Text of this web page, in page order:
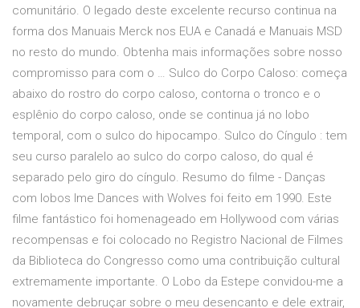
comunitário. O legado deste excelente recurso continua na
forma dos Manuais Merck nos EUA e Canadá e Manuais MSD
no resto do mundo. Obtenha mais informações sobre nosso
compromisso para com o … Sulco do Corpo Caloso: começa
abaixo do rostro do corpo caloso, contorna o tronco e o
esplênio do corpo caloso, onde se continua já no lobo
temporal, com o sulco do hipocampo. Sulco do Cíngulo : tem
seu curso paralelo ao sulco do corpo caloso, do qual é
separado pelo giro do cíngulo. Resumo do filme - Danças
com lobos lme Dances with Wolves foi feito em 1990. Este
filme fantástico foi homenageado em Hollywood com várias
recompensas e foi colocado no Registro Nacional de Filmes
da Biblioteca do Congresso como uma contribuição cultural
extremamente importante. O Lobo da Estepe convidou-me a
novamente debruçar sobre o meu desencanto e dele extrair,